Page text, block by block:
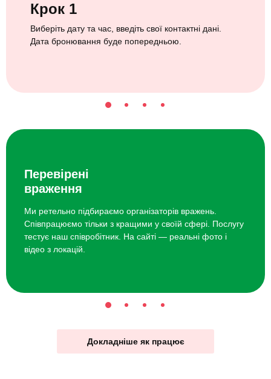
Крок 1
Виберіть дату та час, введіть свої контактні дані.
Дата бронювання буде попередньою.
Перевірені
враження
Ми ретельно підбираємо організаторів вражень.
Співпрацюємо тільки з кращими у своїй сфері. Послугу
тестує наш співробітник. На сайті — реальні фото і
відео з локацій.
Докладніше як працює